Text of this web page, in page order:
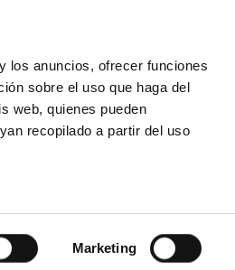
los anuncios, ofrecer funciones
sobre el uso que haga del
web, quienes pueden
recopilado a partir del uso
Marketing